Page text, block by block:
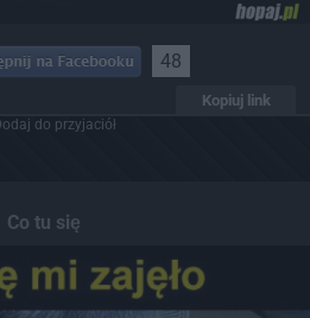
48
Kopiuj link
do przyjaciół
Co tu się